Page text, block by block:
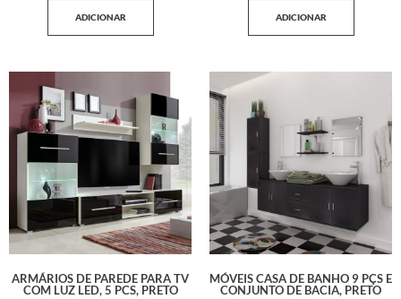
ADICIONAR ADICIONAR
ARMÁRIOS DE PAREDE PARA TV
COM LUZ LED, 5 PCS, PRETO
MÓVEIS CASA DE BANHO 9 PÇS E
CONJUNTO DE BACIA, PRETO